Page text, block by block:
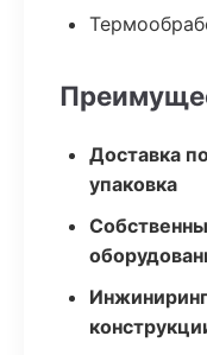
Доставка
упаковка